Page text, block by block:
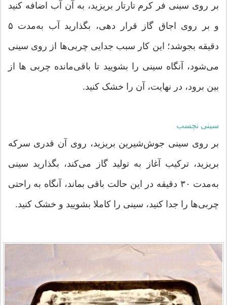
بر روی سینی فر کرم تارتار بریزید، به آن آب اضافه کنید
و بر روی اجاق گاز قرار دهی، بگذارید آب به‌مدت ۵
دقیقه بجوشد؛ این کار سبب جدایی چربی‌ها از روی سینی
می‌شود، آنگاه سینی را بشویید تا باقی‌مانده چربی ها از
بین برود، در نهایت، آن را خشک کنید.
سینی نچسب
بر روی سینی جوش‌‌شیرین بریزید، روی آن قدری سرکه
بریزید، ترکیب آغاز به تولید گاز می‌کند، بگذارید سینی
به‌مدت ۳۰ دقیقه در این حالت باقی بماند، آنگاه به‌ راحتی
چربی‌ها را جدا کنید، سینی را کاملا بشویید و خشک کنید.